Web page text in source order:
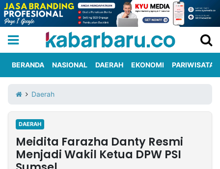
Iklan
Berita
Kami
Nasional
International
Olahraga
Entertainment
Daerah
Pariwisata
Kuliner
Kolom
BERANDA NASIONAL DAERAH EKONOMI PARIWISATA
Daerah
DAERAH
Meidita Farazha Danty Resmi
Menjadi Wakil Ketua DPW PSI